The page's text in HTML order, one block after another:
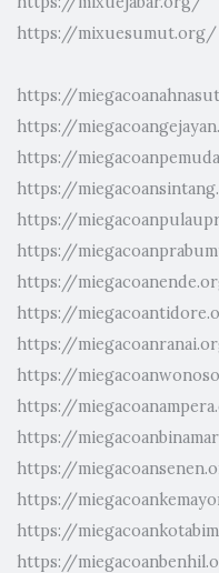
https://mixuesumut.org/
https://
https://
https://
https://
https://
https://
https://
https://
https://
https://
https://
https://
https://
https://
https://
https://